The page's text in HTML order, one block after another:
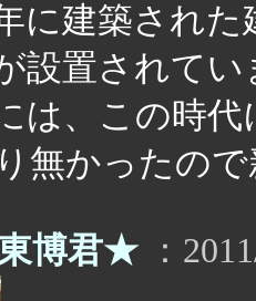
に建築され
設置されてい
は、この時
無かったの
博君★：